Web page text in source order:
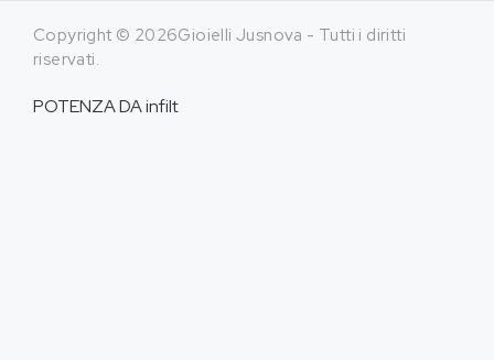
Copyright © 2026Gioielli Jusnova - Tutti i diritti
riservati.
POTENZA DAinfilt